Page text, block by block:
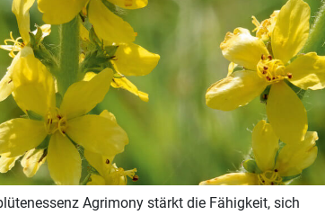
Agrimony stärkt die Fähigkeit, sich